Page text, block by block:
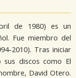
de 1980) es un
Fue miembro del
2010). Tras iniciar
discos como El
David Otero.